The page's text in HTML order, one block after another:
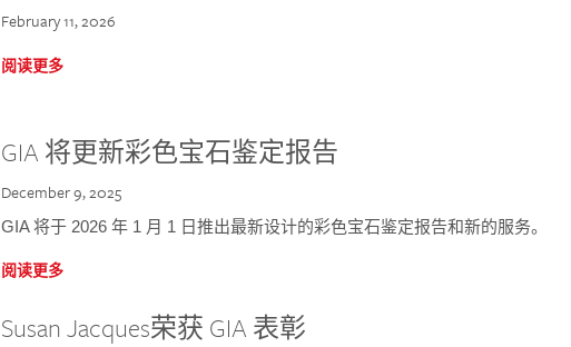
February 11, 2026
阅读更多
GIA 将更新彩色宝石鉴定报告
December 9, 2025
GIA 将于 2026 年 1 月 1 日推出最新设计的彩色宝石鉴定报告和新的服务。
阅读更多
Susan Jacques荣获 GIA 表彰